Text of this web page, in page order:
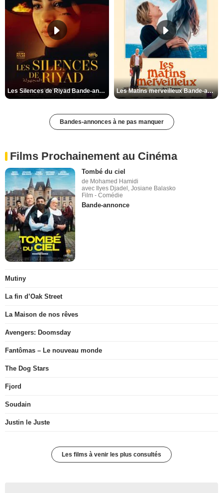
Les Silences de Riyad Bande-annonce VO STFR Les Matins merveilleux Bande-annonce VF
Bandes-annonces à ne pas manquer
Films Prochainement au Cinéma
Tombé du ciel
de Mohamed Hamidi
avec Ilyes Djadel, Josiane Balasko
Film - Comédie
Bande-annonce
Mutiny
La fin d’Oak Street
La Maison de nos rêves
Avengers: Doomsday
Fantômas – Le nouveau monde
The Dog Stars
Fjord
Soudain
Justin le Juste
Les films à venir les plus consultés